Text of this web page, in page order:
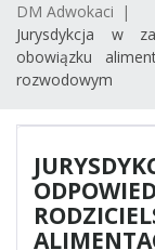
DM Adwokaci
|
Jurysdykcja w
obowiązku
rozwodowym